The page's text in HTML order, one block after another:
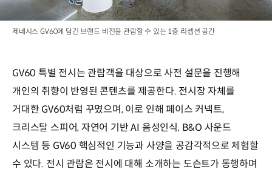
제네시스 GV60에 담긴 브랜드 비전을 관람할 수 있는 1층 리셉션 공간
GV60 특별 전시는 관람객을 대상으로 사전 설문을 진행해
개인의 취향이 반영된 콘텐츠를 제공한다. 전시장 자체를
거대한 GV60처럼 꾸몄으며, 이로 인해 페이스 커넥트,
크리스탈 스피어, 자연어 기반 AI 음성인식, B&O 사운드
시스템 등 GV60 핵심적인 기능과 사양을 공감각적으로 체험할
수 있다. 전시 관람은 전시에 대해 소개하는 도슨트가 동행하며